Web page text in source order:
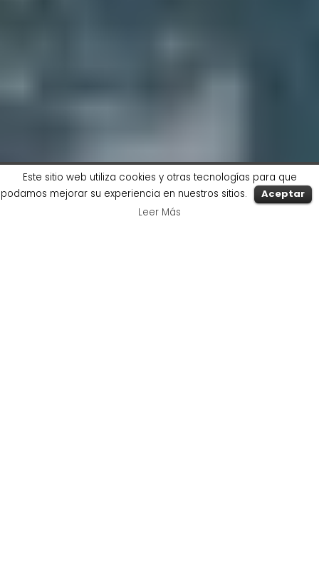
Este sitio web utiliza cookies y otras tecnologías para que
podamos mejorar su experiencia en nuestros sitios.
Aceptar
Leer Más